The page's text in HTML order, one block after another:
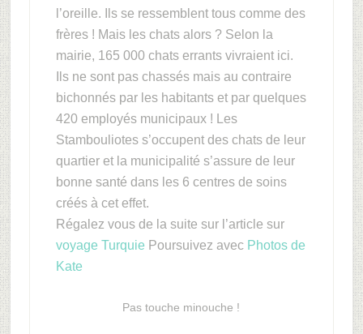
l’oreille. Ils se ressemblent tous comme des
frères ! Mais les chats alors ? Selon la
mairie, 165 000 chats errants vivraient ici.
Ils ne sont pas chassés mais au contraire
bichonnés par les habitants et par quelques
420 employés municipaux ! Les
Stambouliotes s’occupent des chats de leur
quartier et la municipalité s’assure de leur
bonne santé dans les 6 centres de soins
créés à cet effet.
Régalez vous de la suite sur l’article sur
voyage Turquie Poursuivez avec Photos de
Kate
Pas touche minouche !